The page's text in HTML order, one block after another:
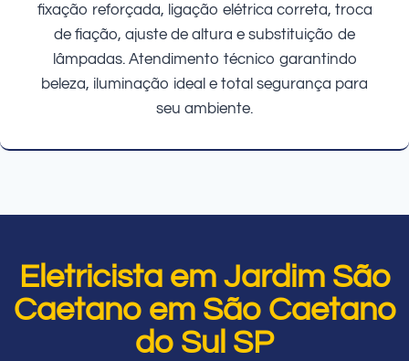
fixação reforçada, ligação elétrica correta, troca
de fiação, ajuste de altura e substituição de
lâmpadas. Atendimento técnico garantindo
beleza, iluminação ideal e total segurança para
seu ambiente.
Eletricista em Jardim São
Caetano em São Caetano
do Sul SP